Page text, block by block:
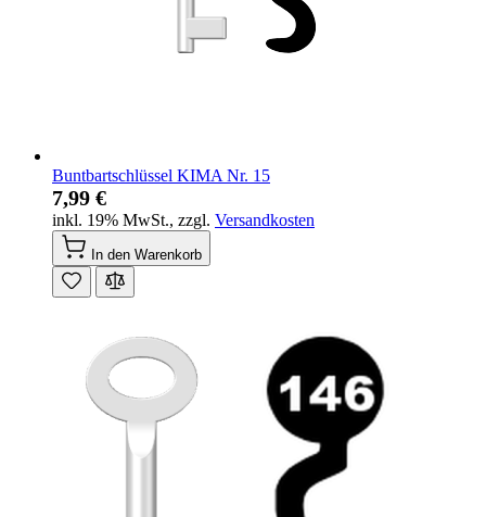
Buntbartschlüssel KIMA Nr. 15
7,99 €
inkl. 19% MwSt., zzgl. Versandkosten
In den Warenkorb